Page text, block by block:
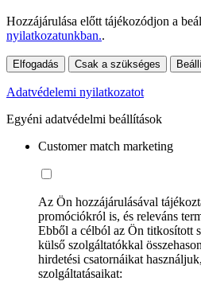
Hozzájárulása előtt tájékozódjon a
nyilatkozatunkban..
Elfogadás Csak a szükséges
Adatvédelemi nyilatkozatot
Egyéni adatvédelmi beállítások
Customer match marketing
Az Ön hozzájárulásával
promóciókról is, és releváns
Ebből a célból az Ön titkosított
külső szolgáltatókkal
hirdetési csatornáikat
szolgáltatásaikat: